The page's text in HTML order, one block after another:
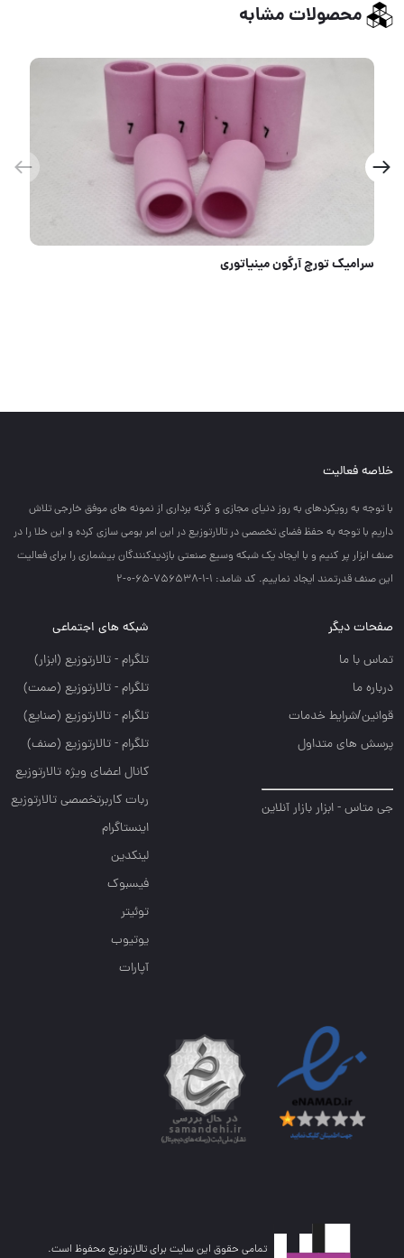
محصولات مشابه
فیلتر بازکن تسمه فلزی
خلاصه فعالیت
با توجه به رويكردهاي به روز دنياي مجازي و گرته برداري از نمونه هاي موفق خارجي تلاش
داريم با توجه به حفظ فضاي تخصصي در تالارتوزيع در اين امر بومي سازي كرده و اين خلا را در
صنف ابزار پر كنيم و با ايجاد يك شبكه وسيع صنعتي بازديدكنندگان بيشماري را براي فعاليت
اين صنف قدرتمند ايجاد نماييم. کد شامد: 1-1-756538-65-0-2
صفحات دیگر
تماس با ما
درباره ما
قوانین/شرایط خدمات
پرسش های متداول
جی متاس - ابزار بازار آنلاین
شبکه های اجتماعی
تلگرام - تالارتوزيع (ابزار)
تلگرام - تالارتوزيع (صمت)
تلگرام - تالارتوزيع (صنايع)
تلگرام - تالارتوزیع (صنف)
کانال اعضای ویژه تالارتوزیع
ربات کاربرتخصصی تالارتوزیع
اینستاگرام
لینکدین
فیسبوک
توئیتر
یوتیوب
آپارات
تمامی حقوق این سایت برای تالارتوزیع محفوظ است.